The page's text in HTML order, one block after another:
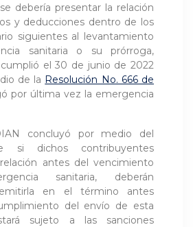
debería presentar la relación
y deducciones dentro de los
siguientes al levantamiento
sanitaria o su prórroga,
el 30 de junio de 2022
de la Resolución No. 666 de
por última vez la emergencia
concluyó por medio del
si dichos contribuyentes
antes del vencimiento
sanitaria, deberán
en el término antes
del envío de esta
sujeto a las sanciones